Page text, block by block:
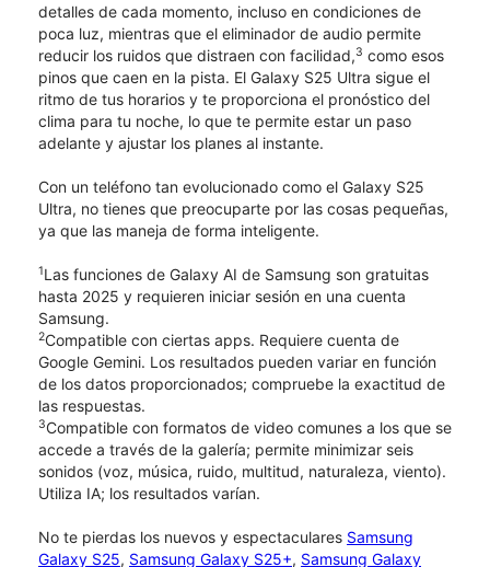
detalles de cada momento, incluso en condiciones de
poca luz, mientras que el eliminador de audio permite
reducir los ruidos que distraen con facilidad,3 como esos
pinos que caen en la pista. El Galaxy S25 Ultra sigue el
ritmo de tus horarios y te proporciona el pronóstico del
clima para tu noche, lo que te permite estar un paso
adelante y ajustar los planes al instante.
Con un teléfono tan evolucionado como el Galaxy S25
Ultra, no tienes que preocuparte por las cosas pequeñas,
ya que las maneja de forma inteligente.
1Las funciones de Galaxy AI de Samsung son gratuitas
hasta 2025 y requieren iniciar sesión en una cuenta
Samsung.
2Compatible con ciertas apps. Requiere cuenta de
Google Gemini. Los resultados pueden variar en función
de los datos proporcionados; compruebe la exactitud de
las respuestas.
3Compatible con formatos de video comunes a los que se
accede a través de la galería; permite minimizar seis
sonidos (voz, música, ruido, multitud, naturaleza, viento).
Utiliza IA; los resultados varían.
No te pierdas los nuevos y espectaculares Samsung
Galaxy S25, Samsung Galaxy S25+, Samsung Galaxy